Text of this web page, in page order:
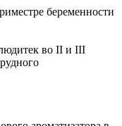
беременности
во II и III